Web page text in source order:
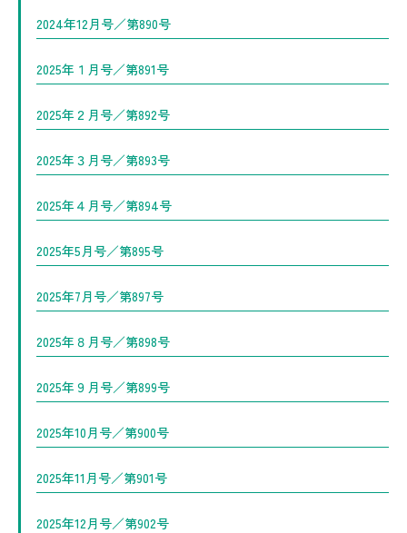
2024年12月号／第890号
2025年１月号／第891号
2025年２月号／第892号
2025年３月号／第893号
2025年４月号／第894号
2025年5月号／第895号
2025年7月号／第897号
2025年８月号／第898号
2025年９月号／第899号
2025年10月号／第900号
2025年11月号／第901号
2025年12月号／第902号